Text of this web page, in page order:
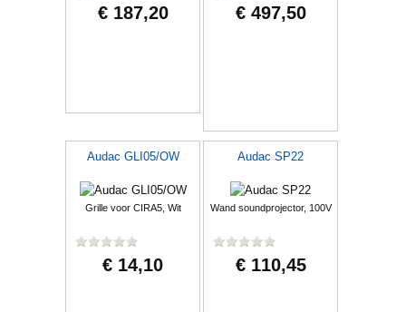
€ 187,20 € 497,50
Audac GLI05/OW
Grille voor CIRA5, Wit
€ 14,10
Audac SP22
Wand soundprojector, 100V
€ 110,45